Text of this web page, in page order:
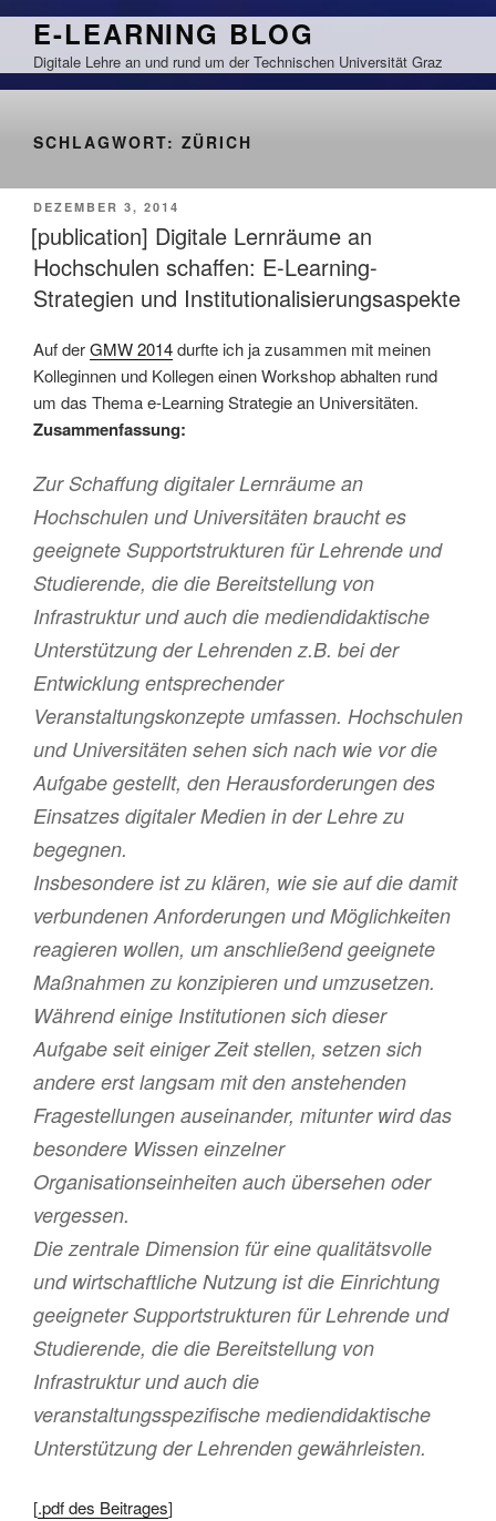
Zum
springen
E-LEARNING BLOG
Digitale Lehre an und rund um der Technischen Universität Graz
SCHLAGWORT: ZÜRICH
VERÖFFENTLICHT
AM
DEZEMBER 3, 2014
[publication] Digitale Lernräume an
Hochschulen schaffen: E-Learning-
Strategien und Institutionalisierungsaspekte
Auf derGMW 2014durfte ich ja zusammen mit meinen
Kolleginnen und Kollegen einen Workshop abhalten rund
um das Thema e-Learning Strategie an Universitäten.
Zusammenfassung:
Zur Schaffung digitaler Lernräume an
Hochschulen und Universitäten braucht es
geeignete Supportstrukturen für Lehrende und
Studierende, die die Bereitstellung von
Infrastruktur und auch die mediendidaktische
Unterstützung der Lehrenden z.B. bei der
Entwicklung entsprechender
Veranstaltungskonzepte umfassen. Hochschulen
und Universitäten sehen sich nach wie vor die
Aufgabe gestellt, den Herausforderungen des
Einsatzes digitaler Medien in der Lehre zu
begegnen.
Insbesondere ist zu klären, wie sie auf die damit
verbundenen Anforderungen und Möglichkeiten
reagieren wollen, um anschließend geeignete
Maßnahmen zu konzipieren und umzusetzen.
Während einige Institutionen sich dieser
Aufgabe seit einiger Zeit stellen, setzen sich
andere erst langsam mit den anstehenden
Fragestellungen auseinander, mitunter wird das
besondere Wissen einzelner
Organisationseinheiten auch übersehen oder
vergessen.
Die zentrale Dimension für eine qualitätsvolle
und wirtschaftliche Nutzung ist die Einrichtung
geeigneter Supportstrukturen für Lehrende und
Studierende, die die Bereitstellung von
Infrastruktur und auch die
veranstaltungsspezifische mediendidaktische
Unterstützung der Lehrenden gewährleisten.
[.pdf des Beitrages]